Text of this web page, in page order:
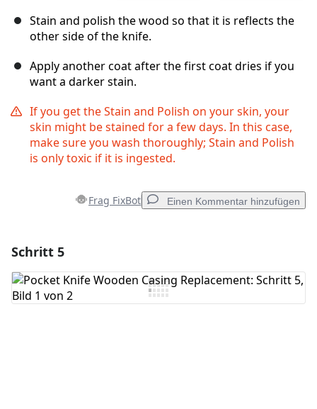
Stain and polish the wood so that it is reflects the
other side of the knife.
Apply another coat after the first coat dries if you
want a darker stain.
If you get the Stain and Polish on your skin, your
skin might be stained for a few days. In this case,
make sure you wash thoroughly; Stain and Polish
is only toxic if it is ingested.
Frag FixBot Einen Kommentar hinzufügen
Kommentar hinzufügen
Schritt 5